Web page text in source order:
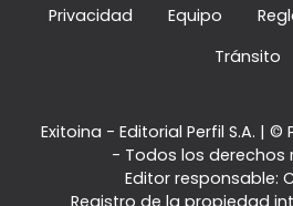
Privacidad
Equipo
Tránsito
Exitoina - Editorial Perfil S.A. | ©
- Todos los derechos
Editor responsable:
Registro de la propiedad